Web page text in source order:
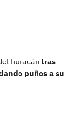
huracán tras
puños a su